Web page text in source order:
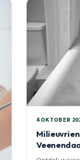
4 OKTOBER